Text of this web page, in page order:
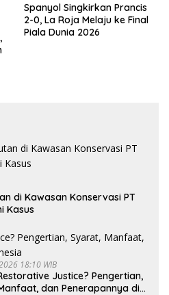
Spanyol Singkirkan Prancis
2-0, La Roja Melaju ke Final
Piala Dunia 2026
di Kawasan Konservasi PT
Kasus
18:10 WIB
Justice? Pengertian,
dan Penerapannya di